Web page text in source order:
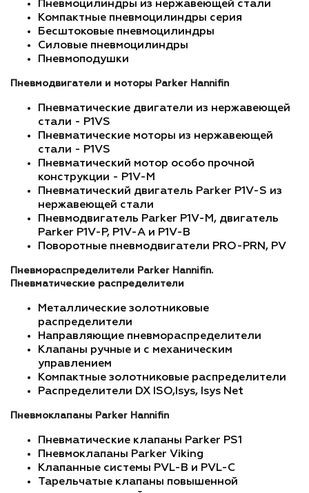
Пневмоцилиндры из нержавеющей стали
Компактные пневмоцилиндры серия
Бесштоковые пневмоцилиндры
Cиловые пневмоцилиндры
Пневмоподушки
Пневмодвигатели и моторы Parker Hannifin
Пневматические двигатели из нержавеющей
стали - P1VS
Пневматические моторы из нержавеющей
стали - P1VS
Пневматический мотор особо прочной
конструкции - P1V-M
Пневматический двигатель Parker P1V-S из
нержавеющей стали
Пневмодвигатель Parker P1V-M, двигатель
Parker P1V-P, P1V-А и P1V-B
Поворотные пневмодвигатели PRO-PRN, PV
Пневмораспределители Parker Hannifin.
Пневматические распределители
Металлические золотниковые
распределители
Направляющие пневмораспределители
Клапаны ручные и с механическим
управлением
Компактные золотниковые распределители
Распределители DX ISO,Isys, Isys Net
Пневмоклапаны Parker Hannifin
Пневматические клапаны Parker PS1
Пневмоклапаны Parker Viking
Клапанные системы PVL-B и PVL-C
Тарельчатые клапаны повышенной